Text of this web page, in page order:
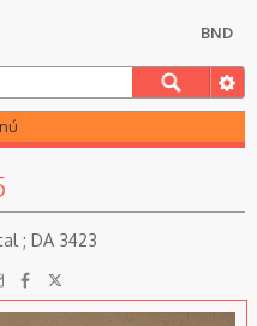
BND
; DA 3423